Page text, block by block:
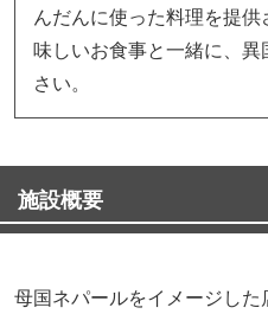
んだんに使った料理を提
味しいお食事と一緒に、
さい。
施設概要
母国ネパールをイメージし